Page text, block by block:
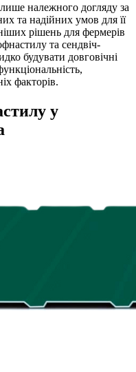
належного догляду за
та надійних умов для її
рішень для фермерів
та сендвіч-
будувати довговічні
факторів.
у